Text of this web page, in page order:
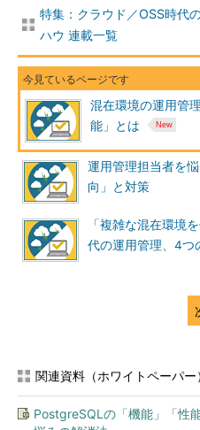
開されている。同じくOSSの監
「AWS（Amazon Web
VMwareなどの環境を、監視だ
理するためのクラウド仮想化オ
参考リンク：初めての運用管理
管理向けOSS構成例4つの比較ま
こうした機能をうまく活用で
る。混在するさまざまな環境に
機能を持つ製品も候補の1つと
従来もログの集約やバックア
が、システムの規模や数が拡大
けログ監視をしておき、実際の
み目を通すことが多い。しかし
ないと、障害発生時に迅速にロ
特集：クラウド／OSS時代
ハウ 連載一覧
混在環境の運用管
能」とは
運用管理担当者を
向」と対策
「複雑な混在環境
代の運用管理、4つ
関連資料（ホワイトペーパー
PostgreSQLの「機能」「性